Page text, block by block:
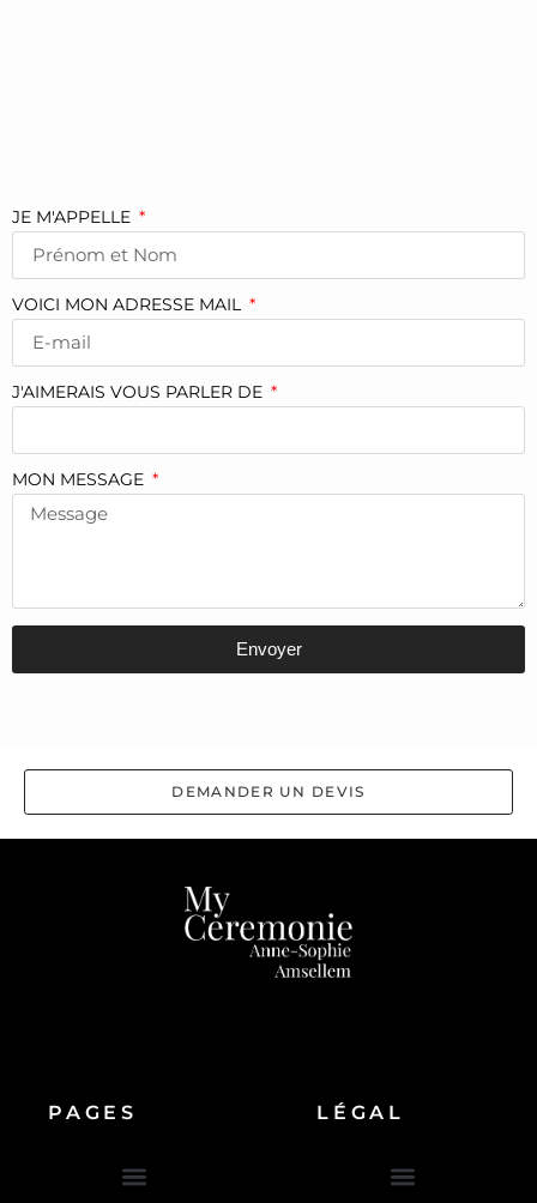
JE M'APPELLE
VOICI MON ADRESSE MAIL
J'AIMERAIS VOUS PARLER DE
MON MESSAGE
Envoyer
DEMANDER UN DEVIS
PAGES LÉGAL